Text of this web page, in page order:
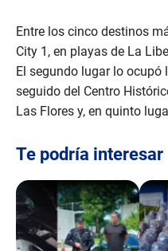
Entre los cinco destinos
City 1, en playas de La
El segundo lugar lo ocupó
seguido del Centro
Las Flores y, en quinto
Te podría interesar